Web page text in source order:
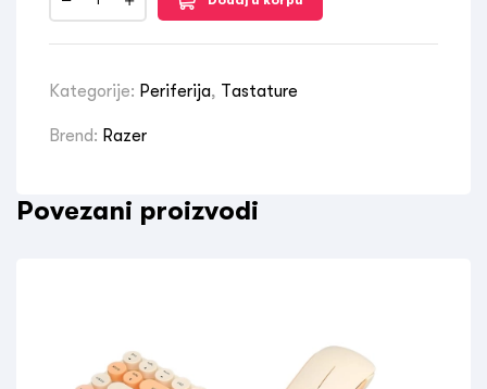
Kategorije: Periferija, Tastature
Brend: Razer
Povezani proizvodi